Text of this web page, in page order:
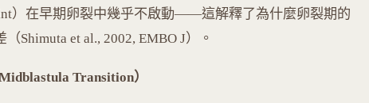
）在早期卵裂中幾乎不啟動——這解釋了為什麼卵裂期的
Shimuta et al., 2002, EMBO J）。
Transition）